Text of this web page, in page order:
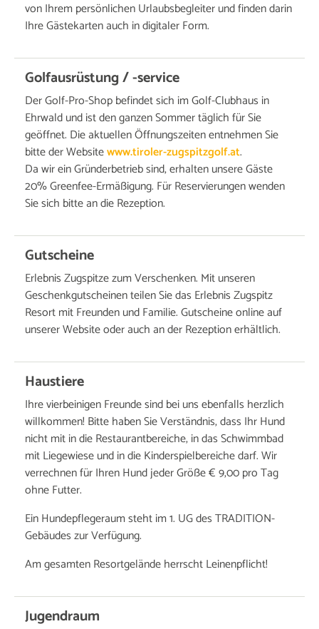
von Ihrem persönlichen Urlaubsbegleiter und finden darin
Ihre Gästekarten auch in digitaler Form.
Golfausrüstung / -service
Der Golf-Pro-Shop befindet sich im Golf-Clubhaus in
Ehrwald und ist den ganzen Sommer täglich für Sie
geöffnet. Die aktuellen Öffnungszeiten entnehmen Sie
bitte der Websitewww.tiroler-zugspitzgolf.at.
Da wir ein Gründerbetrieb sind, erhalten unsere Gäste
20% Greenfee-Ermäßigung. Für Reservierungen wenden
Sie sich bitte an die Rezeption.
Gutscheine
Erlebnis Zugspitze zum Verschenken. Mit unseren
Geschenkgutscheinen teilen Sie das Erlebnis Zugspitz
Resort mit Freunden und Familie. Gutscheine online auf
unserer Website oder auch an der Rezeption erhältlich.
Haustiere
Ihre vierbeinigen Freunde sind bei uns ebenfalls herzlich
willkommen! Bitte haben Sie Verständnis, dass Ihr Hund
nicht mit in die Restaurantbereiche, in das Schwimmbad
mit Liegewiese und in die Kinderspielbereiche darf. Wir
verrechnen für Ihren Hund jeder Größe € 9,00 pro Tag
ohne Futter.
Ein Hundepflegeraum steht im 1. UG des TRADITION-
Gebäudes zur Verfügung.
Am gesamten Resortgelände herrscht Leinenpflicht!
Jugendraum